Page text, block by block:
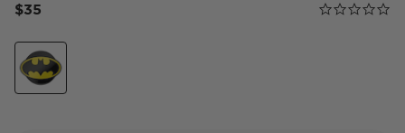
Calificación
0.0 star rating
$35